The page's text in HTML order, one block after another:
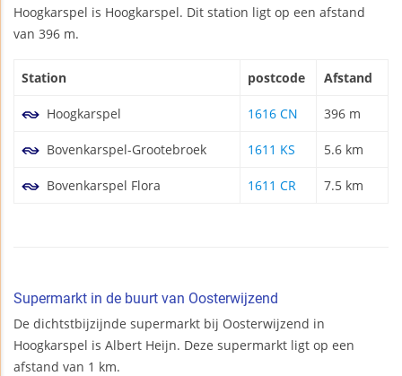
Hoogkarspel is Hoogkarspel. Dit station ligt op een afstand
van 396 m.
Station postcode Afstand
Hoogkarspel 1616 CN 396 m
Bovenkarspel-Grootebroek 1611 KS 5.6 km
Bovenkarspel Flora 1611 CR 7.5 km
Supermarkt in de buurt van Oosterwijzend
De dichtstbijzijnde supermarkt bij Oosterwijzend in
Hoogkarspel is Albert Heijn. Deze supermarkt ligt op een
afstand van 1 km.